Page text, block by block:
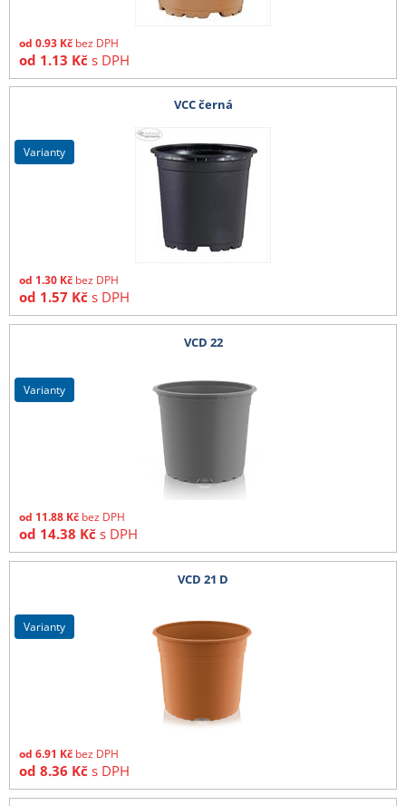
od 0.93 Kč bez DPH
od 1.13 Kč s DPH
VCC černá
od 1.30 Kč bez DPH
od 1.57 Kč s DPH
varianty
VCD 22
od 11.88 Kč bez DPH
od 14.38 Kč s DPH
varianty
VCD 21 D
od 6.91 Kč bez DPH
od 8.36 Kč s DPH
varianty